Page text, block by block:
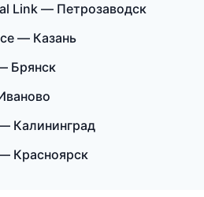
Link — Петрозаводск
— Казань
Брянск
Калининград
Красноярск